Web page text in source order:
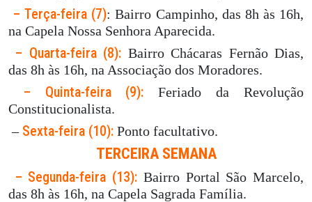
– Terça-feira (7): Bairro Campinho, das 8h às 16h,
na Capela Nossa Senhora Aparecida.
– Quarta-feira (8): Bairro Chácaras Fernão Dias,
das 8h às 16h, na Associação dos Moradores.
– Quinta-feira (9): Feriado da Revolução
Constitucionalista.
–Sexta-feira (10): Ponto facultativo.
TERCEIRA SEMANA
– Segunda-feira (13): Bairro Portal São Marcelo,
das 8h às 16h, na Capela Sagrada Família.